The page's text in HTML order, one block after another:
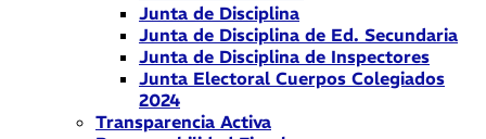
Junta de Disciplina
Junta de Disciplina de Ed. Secundaria
Junta de Disciplina de Inspectores
Junta Electoral Cuerpos Colegiados
2024
Transparencia Activa